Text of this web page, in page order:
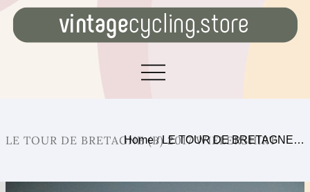
LE TOUR DE BRETAGNE (B) 2017 WIELERSHIRT
Home/LE TOUR DE BRETAGNE…